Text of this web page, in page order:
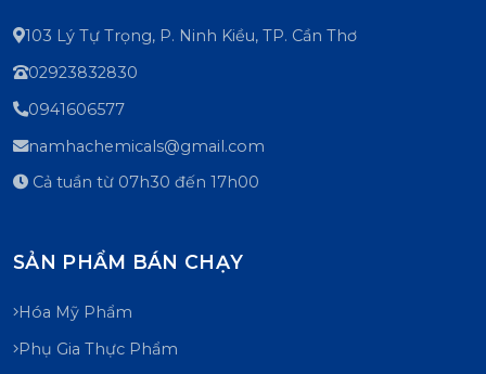
103 Lý Tự Trọng, P. Ninh Kiều, TP. Cần Thơ
02923832830
0941606577
namhachemicals@gmail.com
Cả tuần từ 07h30 đến 17h00
SẢN PHẨM BÁN CHẠY
Hóa Mỹ Phẩm
Phụ Gia Thực Phẩm